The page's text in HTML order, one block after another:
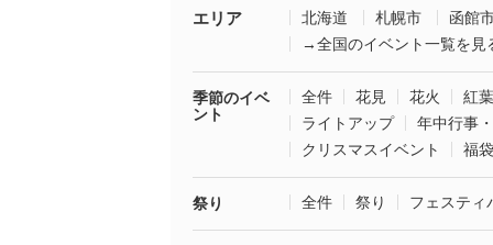
エリア 北海道 札幌市
函館
→全国のイベント一覧を見
季節のイベ
ント
全件 花見 花火
紅葉
ライトアップ
年中行事
クリスマスイベント
福
祭り 全件 祭り フェスティ